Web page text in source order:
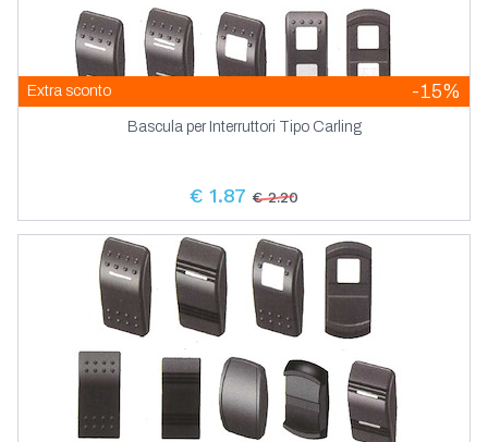
Extra sconto -15%
Bascula per Interruttori Tipo Carling
€ 1.87 € 2.20